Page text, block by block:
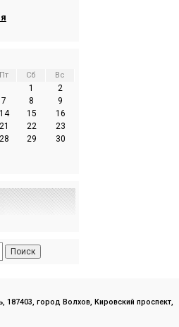
Пт Сб Вс
1
2
7 8
9
14 15
16
21 22
23
28 29
30
187403, город Волхов, Кировский проспект,